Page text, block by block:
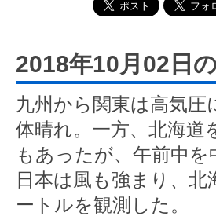
2018年10月02日
九州から関東は高気
体晴れ。一方、北海道
もあったが、午前中
日本は風も強まり、北
ートルを観測した。